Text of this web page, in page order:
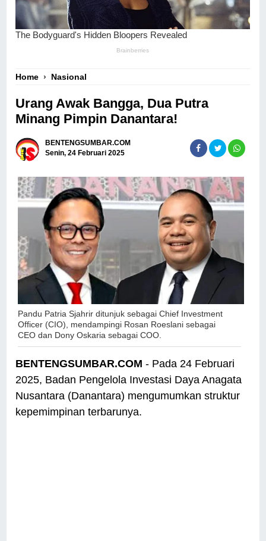
Home › Nasional
Urang Awak Bangga, Dua Putra
Minang Pimpin Danantara!
BENTENGSUMBAR.COM
Senin, 24 Februari 2025
Pandu Patria Sjahrir ditunjuk sebagai Chief Investment
Officer (CIO), mendampingi Rosan Roeslani sebagai
CEO dan Dony Oskaria sebagai COO.
BENTENGSUMBAR.COM - Pada 24 Februari
2025, Badan Pengelola Investasi Daya Anagata
Nusantara (Danantara) mengumumkan struktur
kepemimpinan terbarunya.